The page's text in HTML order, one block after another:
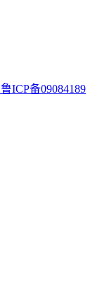
鲁ICP备09084189